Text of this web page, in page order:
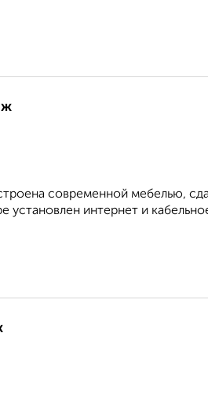
современной мебелью,
интернет и